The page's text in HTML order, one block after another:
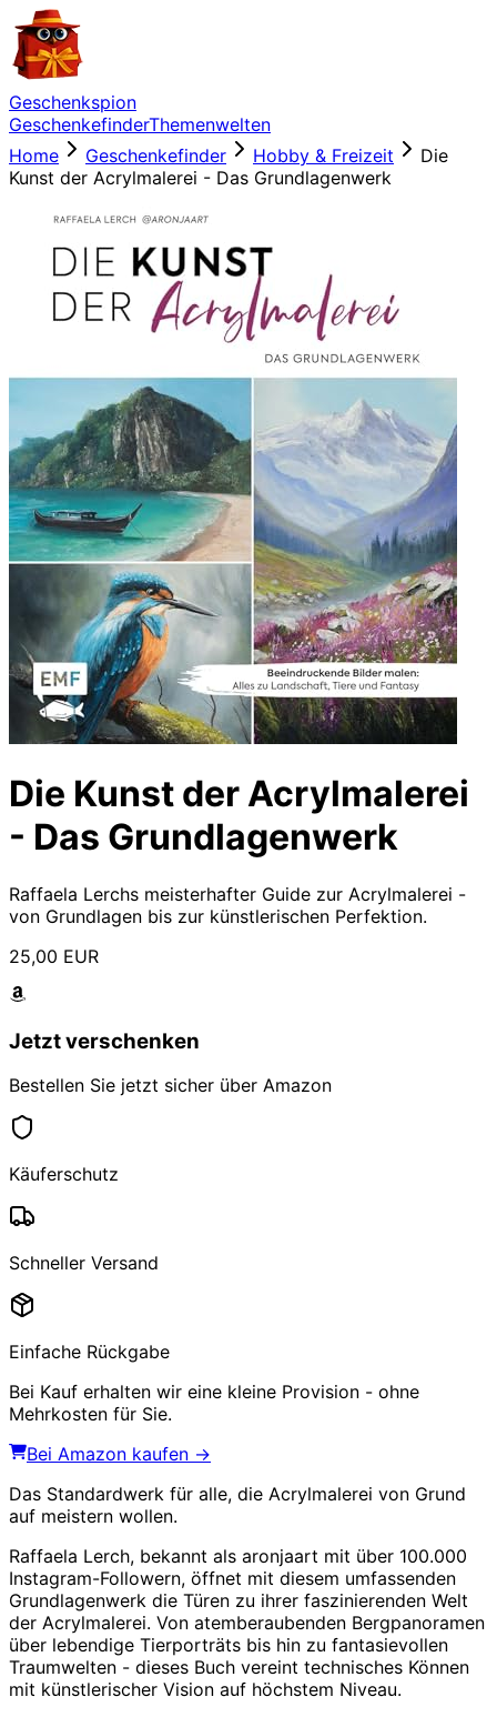
Geschenkspion
GeschenkefinderThemenwelten
Home
Geschenkefinder Hobby & Freizeit
Die
Kunst der Acrylmalerei - Das Grundlagenwerk
Die Kunst der Acrylmalerei
- Das Grundlagenwerk
Raffaela Lerchs meisterhafter Guide zur Acrylmalerei -
von Grundlagen bis zur künstlerischen Perfektion.
25,00 EUR
Jetzt verschenken
Bestellen Sie jetzt sicher über Amazon
Käuferschutz
Schneller Versand
Einfache Rückgabe
Bei Kauf erhalten wir eine kleine Provision - ohne
Mehrkosten für Sie.
Bei Amazon kaufen →
Das Standardwerk für alle, die Acrylmalerei von Grund
auf meistern wollen.
Raffaela Lerch, bekannt als aronjaart mit über 100.000
Instagram-Followern, öffnet mit diesem umfassenden
Grundlagenwerk die Türen zu ihrer faszinierenden Welt
der Acrylmalerei. Von atemberaubenden Bergpanoramen
über lebendige Tierporträts bis hin zu fantasievollen
Traumwelten - dieses Buch vereint technisches Können
mit künstlerischer Vision auf höchstem Niveau.